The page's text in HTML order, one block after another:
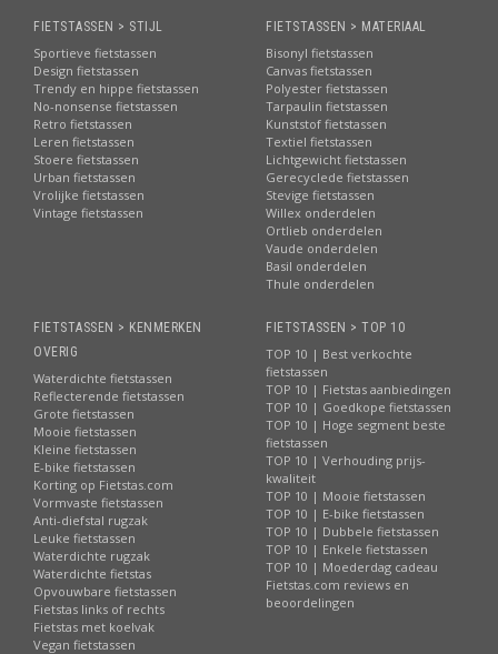
FIETSTASSEN > STIJL
Sportieve fietstassen
Design fietstassen
Trendy en hippe fietstassen
No-nonsense fietstassen
Retro fietstassen
Leren fietstassen
Stoere fietstassen
Urban fietstassen
Vrolijke fietstassen
Vintage fietstassen
FIETSTASSEN > MATERIAAL
Bisonyl fietstassen
Canvas fietstassen
Polyester fietstassen
Tarpaulin fietstassen
Kunststof fietstassen
Textiel fietstassen
Lichtgewicht fietstassen
Gerecyclede fietstassen
Stevige fietstassen
Willex onderdelen
Ortlieb onderdelen
Vaude onderdelen
Basil onderdelen
Thule onderdelen
FIETSTASSEN > KENMERKEN
OVERIG
Waterdichte fietstassen
Reflecterende fietstassen
Grote fietstassen
Mooie fietstassen
Kleine fietstassen
E-bike fietstassen
Korting op Fietstas.com
Vormvaste fietstassen
Anti-diefstal rugzak
Leuke fietstassen
Waterdichte rugzak
Waterdichte fietstas
Opvouwbare fietstassen
Fietstas links of rechts
Fietstas met koelvak
Vegan fietstassen
FIETSTASSEN > TOP 10
TOP 10 | Best verkochte
fietstassen
TOP 10 | Fietstas aanbiedingen
TOP 10 | Goedkope fietstassen
TOP 10 | Hoge segment beste
fietstassen
TOP 10 | Verhouding prijs-
kwaliteit
TOP 10 | Mooie fietstassen
TOP 10 | E-bike fietstassen
TOP 10 | Dubbele fietstassen
TOP 10 | Enkele fietstassen
TOP 10 | Moederdag cadeau
Fietstas.com reviews en
beoordelingen